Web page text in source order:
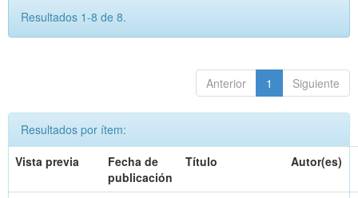
Resultados 1-8 de 8.
Anterior 1 Siguiente
Resultados por ítem:
Vista previa
Fecha de
publicación
Título Autor(es)